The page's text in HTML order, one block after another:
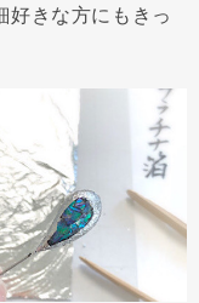
好きな方にもきっ